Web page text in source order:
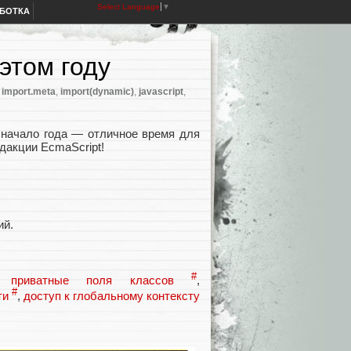
Select Language ▼
году
import.meta, import(dynamic), javascript,
года — отличное время для
EcmaScript!
приватные поля классов #,
#, доступ к глобальному контексту